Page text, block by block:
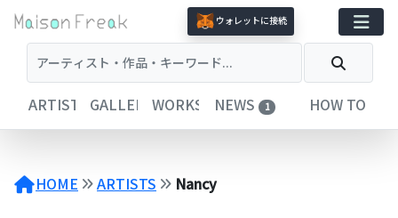
ウォレットに接続
ARTISTS GALLERIESWORKS NEWS 1 HOW TO
HOME ARTISTS Nancy